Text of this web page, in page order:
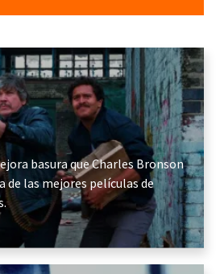
basura que Charles Bronson
de las mejores películas de